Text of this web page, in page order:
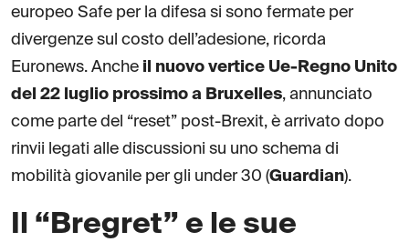
europeo Safe per la difesa si sono fermate per
divergenze sul costo dell’adesione, ricorda
Euronews. Anche il nuovo vertice Ue-Regno Unito
del 22 luglio prossimo a Bruxelles, annunciato
come parte del “reset” post-Brexit, è arrivato dopo
rinvii legati alle discussioni su uno schema di
mobilità giovanile per gli under 30 (Guardian).
Il “Bregret” e le sue